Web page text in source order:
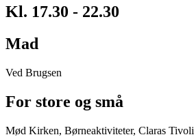
Kl. 17.30 - 22.30
Mad
Ved Brugsen
For store og små
Mød Kirken, Børneaktiviteter, Claras Tivoli